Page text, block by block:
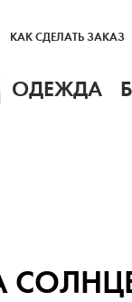
КАК СДЕЛАТЬ ЗАКАЗ
ОДЕЖДА